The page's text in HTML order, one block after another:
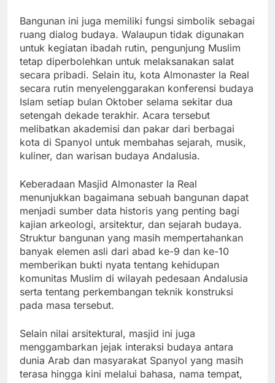
Bangunan ini juga memiliki fungsi simbolik sebagai
ruang dialog budaya. Walaupun tidak digunakan
untuk kegiatan ibadah rutin, pengunjung Muslim
tetap diperbolehkan untuk melaksanakan salat
secara pribadi. Selain itu, kota Almonaster la Real
secara rutin menyelenggarakan konferensi budaya
Islam setiap bulan Oktober selama sekitar dua
setengah dekade terakhir. Acara tersebut
melibatkan akademisi dan pakar dari berbagai
kota di Spanyol untuk membahas sejarah, musik,
kuliner, dan warisan budaya Andalusia.
Keberadaan Masjid Almonaster la Real
menunjukkan bagaimana sebuah bangunan dapat
menjadi sumber data historis yang penting bagi
kajian arkeologi, arsitektur, dan sejarah budaya.
Struktur bangunan yang masih mempertahankan
banyak elemen asli dari abad ke-9 dan ke-10
memberikan bukti nyata tentang kehidupan
komunitas Muslim di wilayah pedesaan Andalusia
serta tentang perkembangan teknik konstruksi
pada masa tersebut.
Selain nilai arsitektural, masjid ini juga
menggambarkan jejak interaksi budaya antara
dunia Arab dan masyarakat Spanyol yang masih
terasa hingga kini melalui bahasa, nama tempat,